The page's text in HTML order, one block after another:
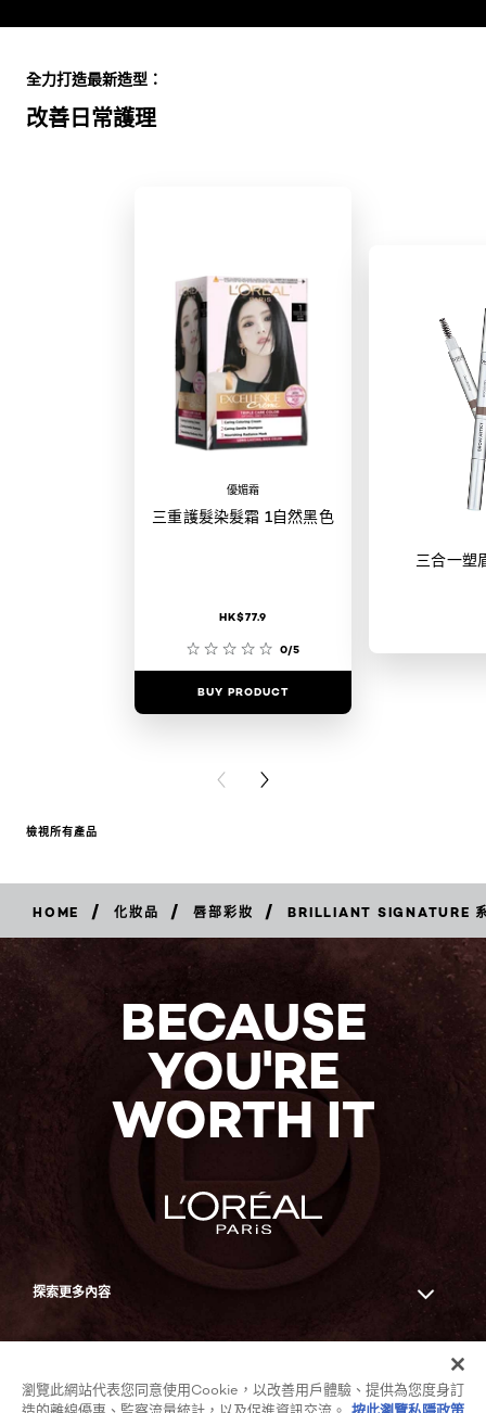
改善日常護理
全力打造最新造型：
優媚霜
三重護髮染髮霜 1自然黑色
HK$77.9
0/5
BUY PRODUCT
三合一塑
PREVIOUS CARD
NEXT CARD
檢視所有產品
HOME / 化妝品 / 唇部彩妝 / BRILLIANT SIGNATURE
BECAUSE
YOU'RE
WORTH IT
探索更多內容
瀏覽此網站代表您同意使用Cookie，以改善用戶體驗、提供為您度身訂